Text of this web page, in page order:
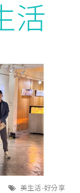
活
美生活-好分享